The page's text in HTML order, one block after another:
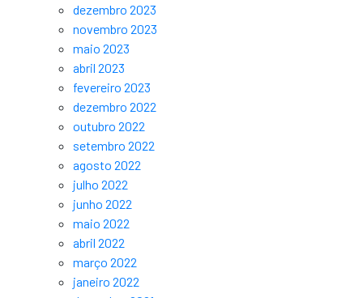
dezembro 2023
novembro 2023
maio 2023
abril 2023
fevereiro 2023
dezembro 2022
outubro 2022
setembro 2022
agosto 2022
julho 2022
junho 2022
maio 2022
abril 2022
março 2022
janeiro 2022